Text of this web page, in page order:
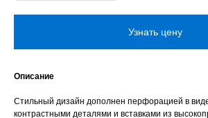
Узнать цену
Описание
Стильный дизайн дополнен перфорацией в
контрастными деталями и вставками из